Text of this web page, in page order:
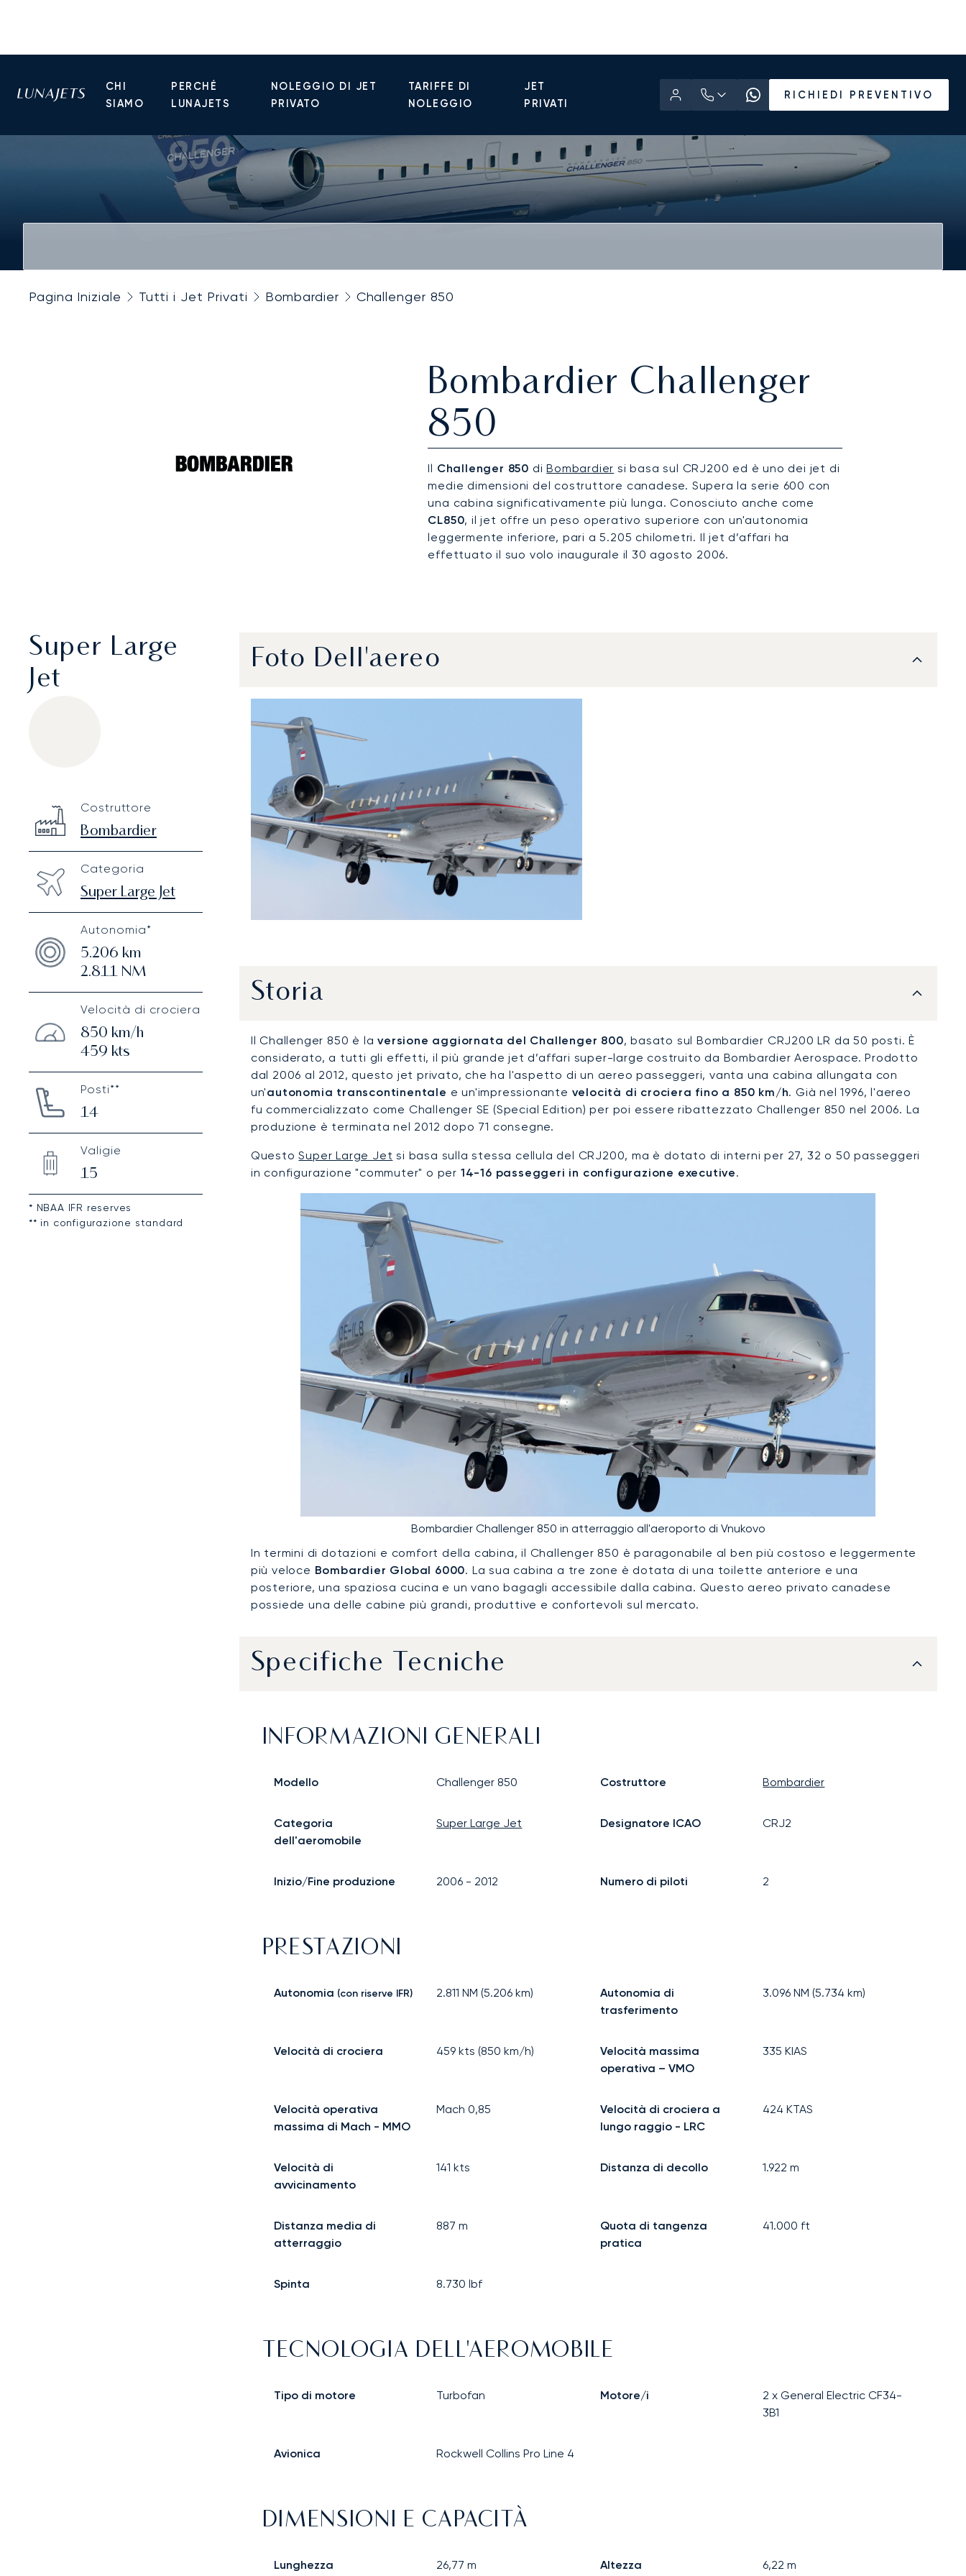
CHI
SIAMO
PERCHÉ
LUNAJETS
NOLEGGIO DI JET
PRIVATO
TARIFFE DI
NOLEGGIO
JET
PRIVATI
RICHIEDI PREVENTIVO
Pagina Iniziale Tutti i Jet Privati Bombardier Challenger 850
Bombardier Challenger
850
Il Challenger 850 diBombardier si basa sul CRJ200 ed è uno dei jet di
medie dimensioni del costruttore canadese. Supera la serie 600 con
una cabina significativamente più lunga. Conosciuto anche come
CL850, il jet offre un peso operativo superiore con un'autonomia
leggermente inferiore, pari a 5.205 chilometri. Il jet d’affari ha
effettuato il suo volo inaugurale il 30 agosto 2006.
Super Large
Jet
Technical specifications
Costruttore
Bombardier
Categoria
Super Large Jet
Autonomia*
5.206 km
2.811 NM
Velocità di crociera
850 km/h
459 kts
Posti**
14
Valigie
15
* NBAA IFR reserves
** in configurazione standard
Foto Dell'aereo
Storia
Il Challenger 850 è laversione aggiornata del Challenger 800, basato sul Bombardier CRJ200 LR da 50 posti. È
considerato, a tutti gli effetti, il più grande jet d’affari super-large costruito da Bombardier Aerospace. Prodotto
dal 2006 al 2012, questo jet privato, che ha l'aspetto di un aereo passeggeri, vanta una cabina allungata con
un'autonomia transcontinentale e un'impressionante velocità di crociera fino a 850 km/h. Già nel 1996, l'aereo
fu commercializzato come Challenger SE (Special Edition) per poi essere ribattezzato Challenger 850 nel 2006. La
produzione è terminata nel 2012 dopo 71 consegne.
QuestoSuper Large Jet si basa sulla stessa cellula del CRJ200, ma è dotato di interni per 27, 32 o 50 passeggeri
in configurazione "commuter" o per 14-16 passeggeri in configurazione executive.
Bombardier Challenger 850 in atterraggio all'aeroporto di Vnukovo
In termini di dotazioni e comfort della cabina, il Challenger 850 è paragonabile al ben più costoso e leggermente
più veloce Bombardier Global 6000. La sua cabina a tre zone è dotata di una toilette anteriore e una
posteriore, una spaziosa cucina e un vano bagagli accessibile dalla cabina. Questo aereo privato canadese
possiede una delle cabine più grandi, produttive e confortevoli sul mercato.
Specifiche Tecniche
INFORMAZIONI GENERALI
Modello Challenger 850 Costruttore Bombardier
Categoria
dell'aeromobile
Super Large Jet Designatore ICAO CRJ2
Inizio/Fine produzione 2006 - 2012 Numero di piloti 2
PRESTAZIONI
Autonomia (con riserve IFR) 2.811 NM (5.206 km)
Autonomia di
trasferimento
3.096 NM (5.734 km)
Velocità di crociera 459 kts (850 km/h)
Velocità massima
operativa – VMO
335 KIAS
Velocità operativa
massima di Mach - MMO
Mach0,85
Velocità di crociera a
lungo raggio - LRC
424 KTAS
Velocità di
avvicinamento
141 kts Distanza di decollo 1.922 m
Distanza media di
atterraggio
887 m
Quota di tangenza
pratica
41.000 ft
Spinta 8.730 lbf
TECNOLOGIA DELL'AEROMOBILE
Tipo di motore Turbofan Motore/i
2 x General Electric CF34-
3B1
Avionica Rockwell Collins Pro Line 4
DIMENSIONI E CAPACITÀ
Lunghezza 26,77 m Altezza 6,22 m